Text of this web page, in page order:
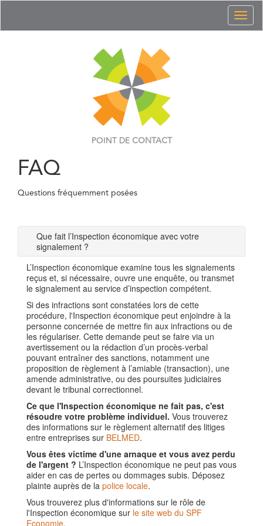
POINT DE CONTACT
FAQ
Questions fréquemment posées
Que fait l’Inspection économique avec votre
signalement ?
L’Inspection économique examine tous les signalements
reçus et, si nécessaire, ouvre une enquête, ou transmet
le signalement au service d’inspection compétent.
Si des infractions sont constatées lors de cette
procédure, l'Inspection économique peut enjoindre à la
personne concernée de mettre fin aux infractions ou de
les régulariser. Cette demande peut se faire via un
avertissement ou la rédaction d’un procès-verbal
pouvant entraîner des sanctions, notamment une
proposition de règlement à l’amiable (transaction), une
amende administrative, ou des poursuites judiciaires
devant le tribunal correctionnel.
Ce que l'Inspection économique ne fait pas, c'est
résoudre votre problème individuel. Vous trouverez
des informations sur le règlement alternatif des litiges
entre entreprises sur BELMED.
Vous êtes victime d'une arnaque et vous avez perdu
de l'argent ? L’Inspection économique ne peut pas vous
aider en cas de pertes ou dommages subis. Déposez
plainte auprès de la police locale.
Vous trouverez plus d'informations sur le rôle de
l'Inspection économique sur le site web du SPF
Economie.